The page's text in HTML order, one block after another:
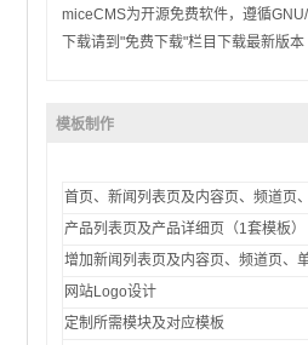
miceCMS为开源免费软件，遵循
下载请到"免费下载"栏目下载最新版本
模板制作
首页、新闻列表页及内容页、频道页
产品列表页及产品详细页（1套模板）
增加新闻列表页及内容页、频道页、
网站Logo设计
定制所需模块及对应模板